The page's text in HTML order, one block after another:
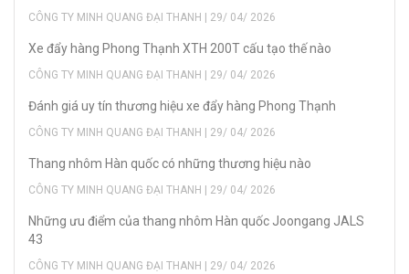
CÔNG TY MINH QUANG ĐẠI THANH | 29/ 04/ 2026
Xe đẩy hàng Phong Thạnh XTH 200T cấu tạo thế nào
CÔNG TY MINH QUANG ĐẠI THANH | 29/ 04/ 2026
Đánh giá uy tín thương hiệu xe đẩy hàng Phong Thạnh
CÔNG TY MINH QUANG ĐẠI THANH | 29/ 04/ 2026
Thang nhôm Hàn quốc có những thương hiệu nào
CÔNG TY MINH QUANG ĐẠI THANH | 29/ 04/ 2026
Những ưu điểm của thang nhôm Hàn quốc Joongang JALS
43
CÔNG TY MINH QUANG ĐẠI THANH | 29/ 04/ 2026